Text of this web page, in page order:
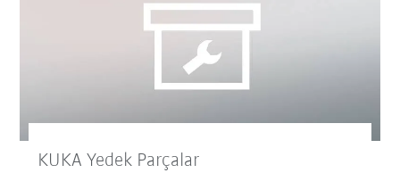
KUKA Yedek Parçalar